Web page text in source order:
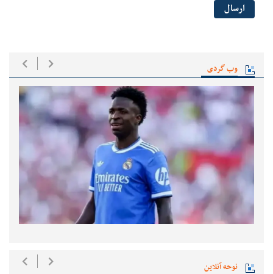
وب گردی
نوحه آنلاین
ارسال